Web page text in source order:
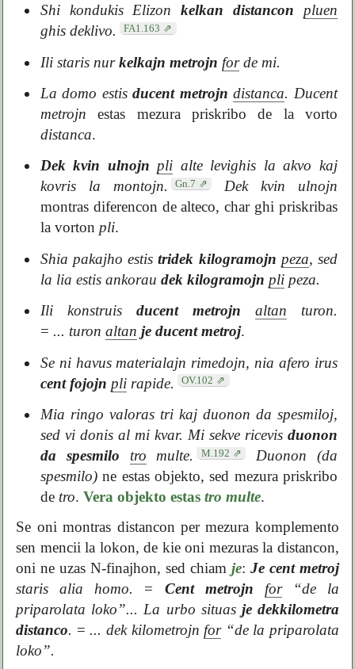
Shi kondukis Elizonkelkan distancon
pluen
ghis deklivo.
FA1.163
Ili staris nurkelkajn metrojn forde mi.
La domo estisducent metrojn distanca. Ducent
metrojn estas mezura priskribo de la vorto
distanca.
Dek kvin ulnojn pli alte levighis la akvo kaj
kovris la montojn.
Gn.7
Dek kvin ulnojn
montras diferencon de alteco, char ghi priskribas
la vorton pli.
Shia pakajho estistridek kilogramojn peza, sed
la lia estis ankorau dek kilogramojn plipeza.
Ili konstruis ducent metrojn altan turon.
= ... turon altan je ducent metroj.
Se ni havus materialajn rimedojn, nia afero irus
cent fojojn plirapide. OV.102
Mia ringo valoras tri kaj duonon da spesmiloj,
sed vi donis al mi kvar. Mi sekve ricevis duonon
da spesmilo
tro multe. M.192
Duonon (da
spesmilo)ne estas objekto, sed mezura priskribo
de tro. Vera objekto estas tro multe.
Se oni montras distancon per mezura komplemento
sen mencii la lokon, de kie oni mezuras la distancon,
oni ne uzas N-finajhon, sed chiam je: Je cent metroj
staris alia homo.
= Cent metrojn for“de la
priparolata loko”... La urbo situas je dekkilometra
distanco. = ... dek kilometrojn for“de la priparolata
loko”.